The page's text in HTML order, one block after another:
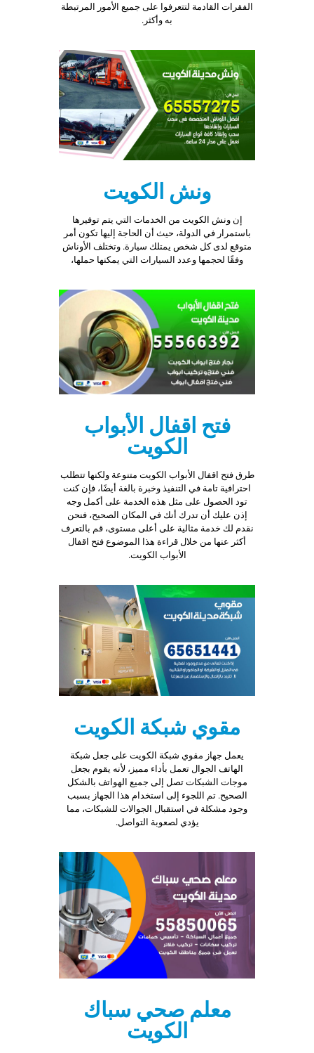
الفقرات القادمة لتتعرفوا على جميع الأمور المرتبطة
به وأكثر.
ونش الكويت
إن ونش الكويت من الخدمات التي يتم توفيرها
باستمرار في الدولة، حيث أن الحاجة إليها تكون أمر
متوقع لدى كل شخص يمتلك سيارة. وتختلف الأوناش
وفقًا لحجمها وعدد السيارات التي يمكنها حملها،
فتح اقفال الأبواب
الكويت
طرق فتح اقفال الأبواب الكويت متنوعة ولكنها تتطلب
احترافية تامة في التنفيذ وخبرة بالغة أيضًا، فإن كنت
تود الحصول على مثل هذه الخدمة على أكمل وجه
إذن عليك أن تدرك أنك في المكان الصحيح، فنحن
نقدم لك خدمة مثالية على أعلى مستوى، قم بالتعرف
أكثر عنها من خلال قراءة هذا الموضوع فتح اقفال
الأبواب الكويت.
مقوي شبكة الكويت
يعمل جهاز مقوي شبكة الكويت على جعل شبكة
الهاتف الجوال تعمل بأداء مميز، لأنه يقوم بجعل
موجات الشبكات تصل إلى جميع الهواتف بالشكل
الصحيح. تم اللجوء إلى استخدام هذا الجهاز بسبب
وجود مشكلة في استقبال الجوالات للشبكات، مما
يؤدي لصعوبة التواصل.
معلم صحي سباك
الكويت